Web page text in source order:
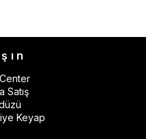
Satış
Keyap